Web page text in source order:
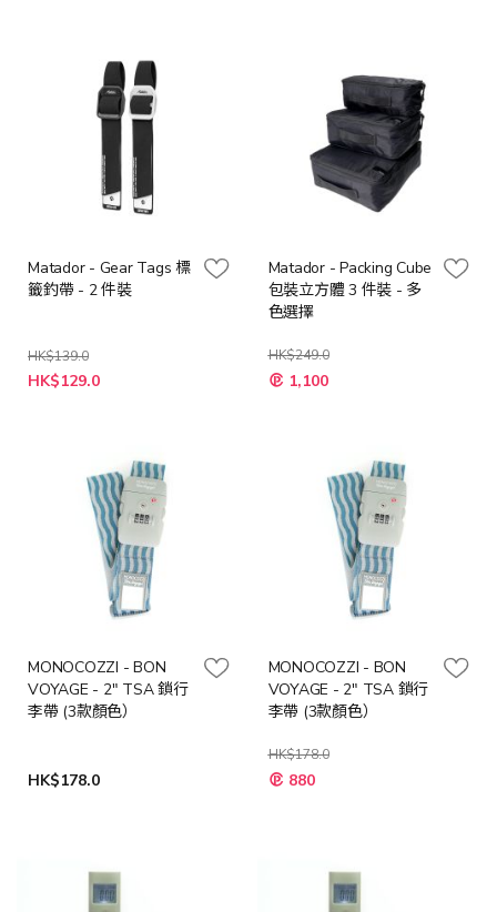
Matador - Gear Tags 標
籤釣帶 - 2 件裝
HK$139.0
特
殊
HK$129.0
Matador - Packing Cube
包裝立方體 3 件裝 - 多
色選擇
HK$249.0
1,100
MONOCOZZI - BON
VOYAGE - 2" TSA 鎖行
李帶 (3款顏色）
HK$178.0
MONOCOZZI - BON
VOYAGE - 2" TSA 鎖行
李帶 (3款顏色）
HK$178.0
880